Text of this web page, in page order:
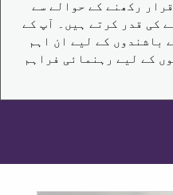
رکھنے کے حوالے سے
کی قدر کرتے ہیں۔ آپ کے
باشندوں کے لیے ان اہم
کے لیے رہنمائی فراہم